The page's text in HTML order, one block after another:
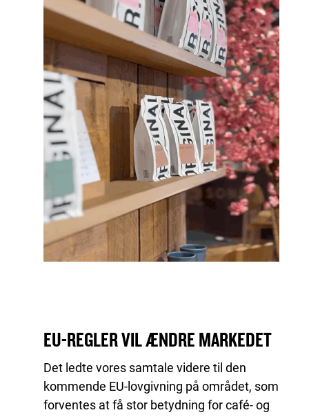
EU-REGLER VIL ÆNDRE MARKEDET
Det ledte vores samtale videre til den
kommende EU-lovgivning på området, som
forventes at få stor betydning for café- og